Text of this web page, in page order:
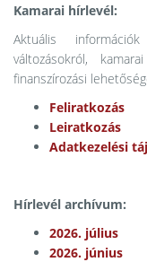
Kamarai hírlevél:
Aktuális
változásokról,
finanszírozási
Feliratkozás
Leiratkozás
Adatkezelési
Hírlevél archívum:
2026. július
2026. június